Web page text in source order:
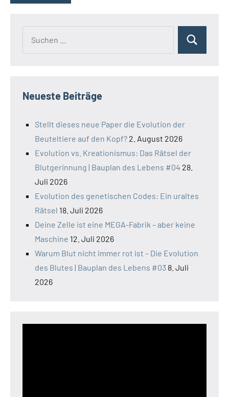
Suchen
Neueste Beiträge
Stellt dieses neue Paper die Evolution der
Beuteltiere auf den Kopf? 2. August 2026
Evolution vs. Kreationismus: Das Rätsel der
Blutgerinnung | Bauplan des Lebens #04 28.
Juli 2026
Evolution des genetischen Codes: Ein uraltes
Rätsel 18. Juli 2026
Deine Zelle ist eine MEGA-Fabrik – aber keine
Maschine 12. Juli 2026
Warum Blut nicht immer rot ist – Die Evolution
des Blutes | Bauplan des Lebens #03 8. Juli
2026